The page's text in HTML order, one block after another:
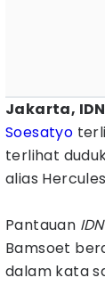
Jakarta,
Soesatyo
terlihat
alias
Pantauan
Bamsoet
dalam kata